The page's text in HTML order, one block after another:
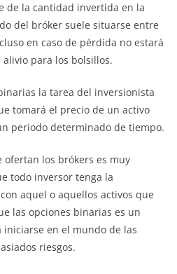
de la cantidad invertida en la
del bróker suele situarse entre
en caso de pérdida no estará
para los bolsillos.
la tarea del inversionista
tomará el precio de un activo
periodo determinado de tiempo.
ofertan los brókers es muy
todo inversor tenga la
aquel o aquellos activos que
las opciones binarias es un
en el mundo de las
riesgos.